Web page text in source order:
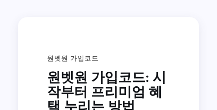
원벳원 가입코드
원벳원 가입코드: 시
작부터 프리미엄 혜
택 누리는 방법